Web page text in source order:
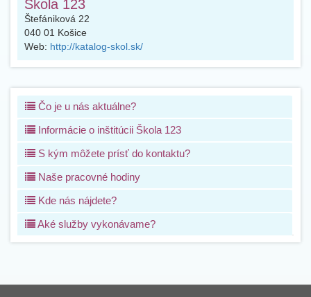
Škola 123
Štefániková 22
040 01 Košice
Web: http://katalog-skol.sk/
Čo je u nás aktuálne?
Informácie o inštitúcii Škola 123
S kým môžete prísť do kontaktu?
Naše pracovné hodiny
Kde nás nájdete?
Aké služby vykonávame?